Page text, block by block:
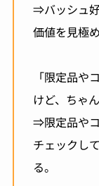
⇒バッシュ
価値を見極
「限定品や
けど、ちゃ
⇒限定品や
チェックし
る。